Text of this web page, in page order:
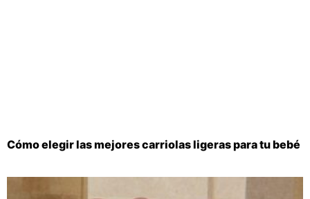
Cómo elegir las mejores carriolas ligeras para tu bebé